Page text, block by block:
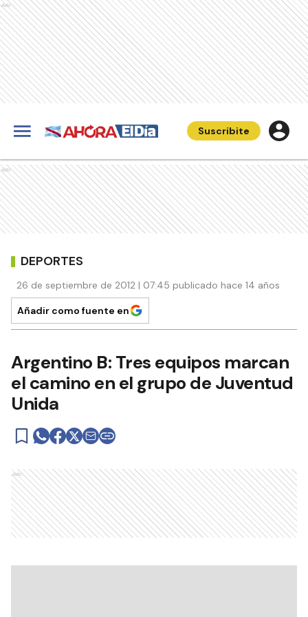
Ads
Suscribite
Ads
DEPORTES
26 de septiembre de 2012 | 07:45 publicado hace 14 años
Añadir como fuente en
Argentino B: Tres equipos marcan
el camino en el grupo de Juventud
Unida
Ads